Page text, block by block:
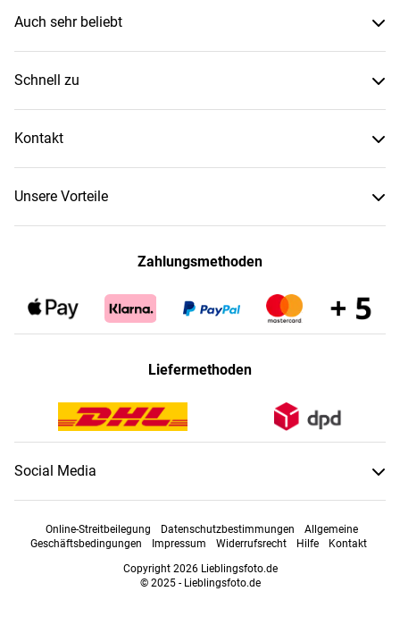
Auch sehr beliebt
Schnell zu
Kontakt
Unsere Vorteile
Zahlungsmethoden
Liefermethoden
Social Media
Online-Streitbeilegung Datenschutzbestimmungen
Allgemeine
Geschäftsbedingungen
Impressum Widerrufsrecht Hilfe
Kontakt
Copyright 2026 Lieblingsfoto.de
© 2025 - Lieblingsfoto.de